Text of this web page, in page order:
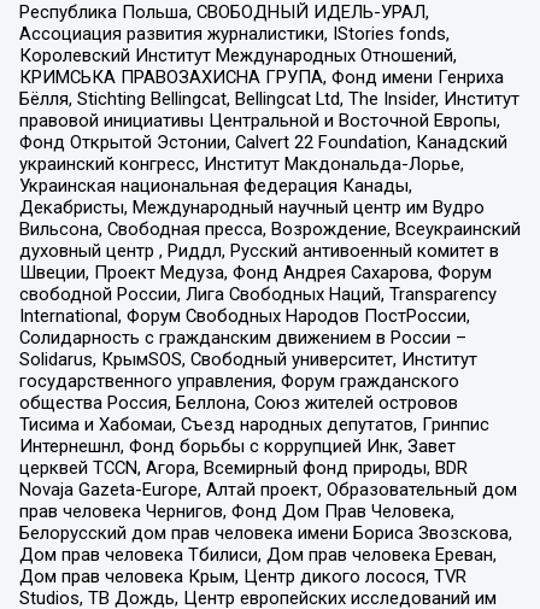
Республика Польша, СВОБОДНЫЙ ИДЕЛЬ-УРАЛ,
Ассоциация развития журналистики, IStories fonds,
Королевский Институт Международных Отношений,
КРИМСЬКА ПРАВОЗАХИСНА ГРУПА, Фонд имени Генриха
Бёлля, Stichting Bellingcat, Bellingcat Ltd, The Insider, Институт
правовой инициативы Центральной и Восточной Европы,
Фонд Открытой Эстонии, Calvert 22 Foundation, Канадский
украинский конгресс, Институт Макдональда-Лорье,
Украинская национальная федерация Канады,
Декабристы, Международный научный центр им Вудро
Вильсона, Свободная пресса, Возрождение, Всеукраинский
духовный центр , Риддл, Русский антивоенный комитет в
Швеции, Проект Медуза, Фонд Андрея Сахарова, Форум
свободной России, Лига Свободных Наций, Transparеncy
International, Форум Свободных Народов ПостРоссии,
Солидарность с гражданским движением в России –
Solidarus, КрымSOS, Свободный университет, Институт
государственного управления, Форум гражданского
общества Россия, Беллона, Союз жителей островов
Тисима и Хабомаи, Съезд народных депутатов, Гринпис
Интернешнл, Фонд борьбы с коррупцией Инк, Завет
церквей TCCN, Агора, Всемирный фонд природы, BDR
Novaja Gazeta-Europe, Алтай проект, Образовательный дом
прав человека Чернигов, Фонд Дом Прав Человека,
Белорусский дом прав человека имени Бориса Звозскова,
Дом прав человека Тбилиси, Дом прав человека Ереван,
Дом прав человека Крым, Центр дикого лосося, TVR
Studios, ТВ Дождь, Центр европейских исследований им